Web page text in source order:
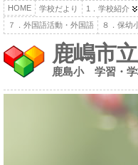
HOME 学校だより 1．学校紹介
７．外国語活動・外国語
８．保幼
鹿嶋市
鹿島小 学習・学